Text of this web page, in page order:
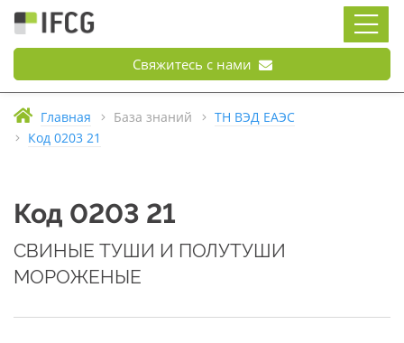
Свяжитесь с нами
Главная База знаний
ТН ВЭД ЕАЭС
Код 0203 21
Код 0203 21
СВИНЫЕ ТУШИ И ПОЛУТУШИ
МОРОЖЕНЫЕ